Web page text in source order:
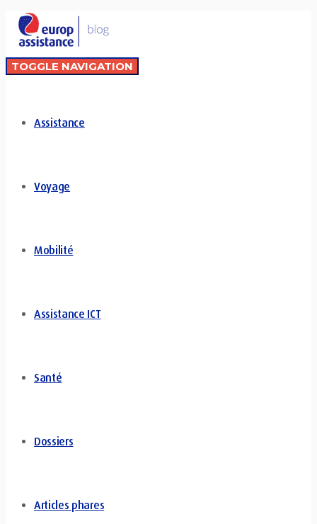
TOGGLE NAVIGATION
Assistance
Voyage
Mobilité
Assistance ICT
Santé
Dossiers
Articles phares